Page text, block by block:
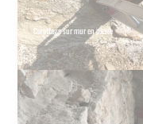
Carottage sur mur en pierre